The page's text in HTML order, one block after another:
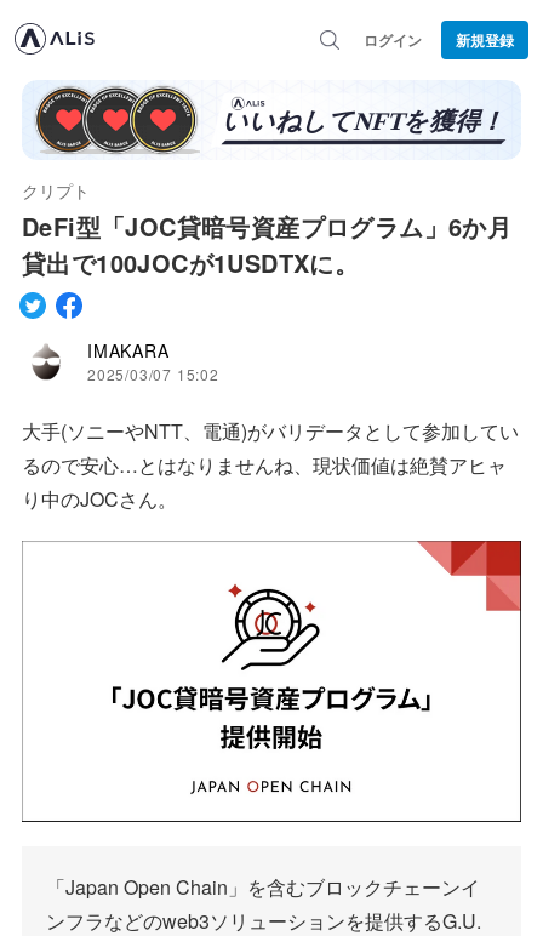
ログイン 新規登録
クリプト
DeFi型「JOC貸暗号資産プログラム」6か月
貸出で100JOCが1USDTXに。
IMAKARA
2025/03/07 15:02
大手(ソニーやNTT、電通)がバリデータとして参加してい
るので安心…とはなりませんね、現状価値は絶賛アヒャ
り中のJOCさん。
「Japan Open Chain」を含むブロックチェーンイ
ンフラなどのweb3ソリューションを提供するG.U.